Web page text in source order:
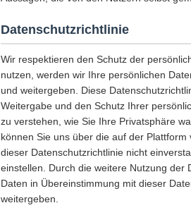
Datenschutzrichtlinie
Wir respektieren den Schutz der
nutzen, werden wir Ihre persönlichen
und weitergeben. Diese
Weitergabe und den Schutz Ihrer
zu verstehen, wie Sie Ihre Privatsphäre
können Sie uns über die auf der
dieser Datenschutzrichtlinie nicht
einstellen. Durch die weitere Nutzung der
Daten in Übereinstimmung mit dieser
weitergeben.